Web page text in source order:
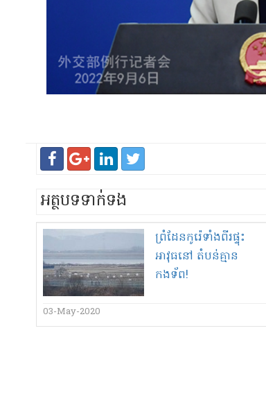
អត្ថបទទាក់ទង
ព្រំដែន​កូរ៉េ​ទាំងពីរ​ផ្ទុះ
អាវុធ​នៅ តំបន់​គ្មាន​
កងទ័ព​!
03-May-2020